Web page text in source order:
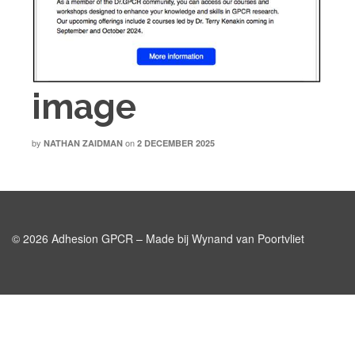
image
by NATHAN ZAIDMAN on 2 DECEMBER 2025
© 2026 Adhesion GPCR – Made bij Wynand van Poortvliet